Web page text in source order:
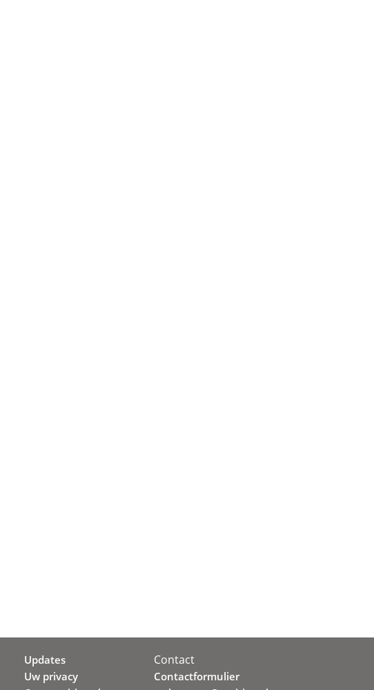
Updates
Uw privacy
Contact
Contactformulier